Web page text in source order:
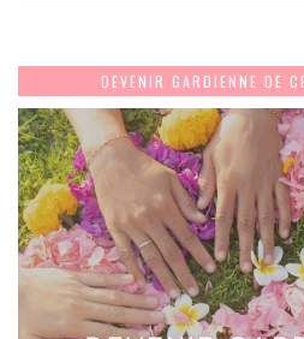
DEVENIR GARDIENNE DE